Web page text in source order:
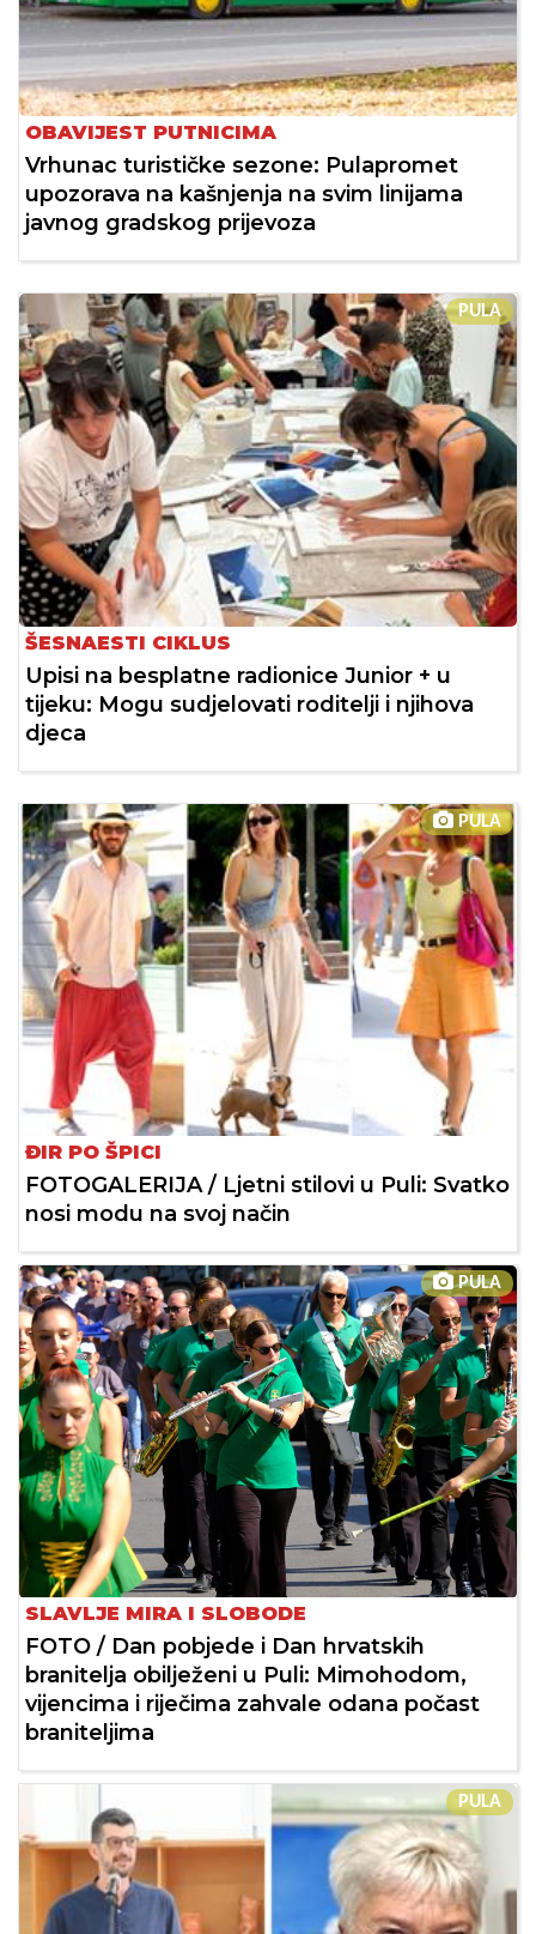
OBAVIJEST PUTNICIMA
Vrhunac turističke sezone: Pulapromet
upozorava na kašnjenja na svim linijama
javnog gradskog prijevoza
PULA
ŠESNAESTI CIKLUS
Upisi na besplatne radionice Junior + u
tijeku: Mogu sudjelovati roditelji i njihova
djeca
PULA
ĐIR PO ŠPICI
FOTOGALERIJA / Ljetni stilovi u Puli: Svatko
nosi modu na svoj način
PULA
SLAVLJE MIRA I SLOBODE
FOTO / Dan pobjede i Dan hrvatskih
branitelja obilježeni u Puli: Mimohodom,
vijencima i riječima zahvale odana počast
braniteljima
PULA